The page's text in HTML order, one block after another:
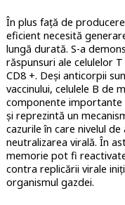
În plus față de
eficient necesită
lungă durată. S-a
răspunsuri ale celulelor
CD8 +. Deși anticorpii
vaccinului, celulele B de
componente importante
și reprezintă un
cazurile în care nivelul
neutralizarea virală. În
memorie pot fi
contra replicării virale
organismul gazdei.